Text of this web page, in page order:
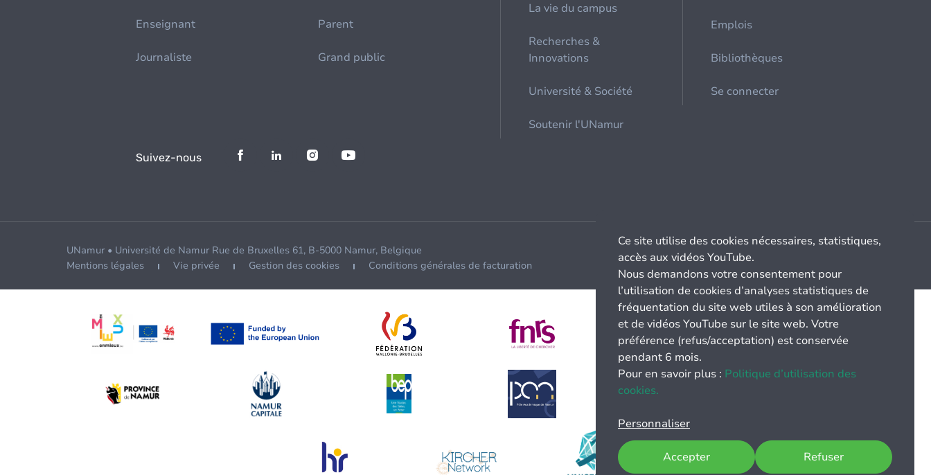
Enseignant Parent
Journaliste Grand public
La vie du campus
Recherches &
Innovations
Université & Société
Soutenir l'UNamur
Emplois
Bibliothèques
Se connecter
Suivez-nous
UNamur • Université de Namur Rue de Bruxelles 61, B-5000 Namur, Belgique
Mentions légales
Vie privée Gestion des cookies Conditions générales de facturation
Ce site utilise des cookies nécessaires, statistiques,
accès aux vidéos YouTube.
Nous demandons votre consentement pour
l’utilisation de cookies d’analyses statistiques de
fréquentation du site web utiles à son amélioration
et de vidéos YouTube sur le site web. Votre
préférence (refus/acceptation) est conservée
pendant 6 mois.
Pour en savoir plus : Politique d’utilisation des
cookies.
Personnaliser
Refuser
Accepter